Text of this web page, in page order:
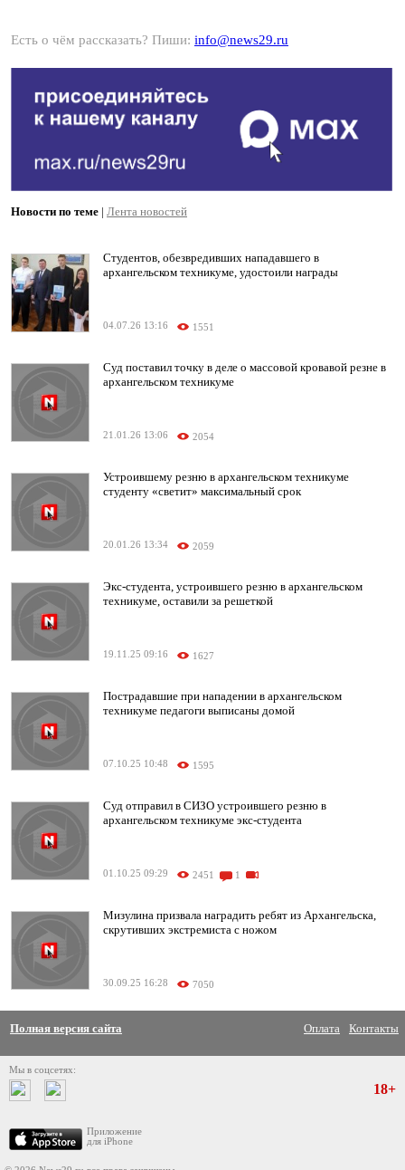
Есть о чём рассказать? Пиши: info@news29.ru
Новости по теме | Лента новостей
Студентов, обезвредивших нападавшего в
архангельском техникуме, удостоили награды
04.07.26 13:16 1551
Суд поставил точку в деле о массовой кровавой резне в
архангельском техникуме
21.01.26 13:06 2054
Устроившему резню в архангельском техникуме
студенту «светит» максимальный срок
20.01.26 13:34 2059
Экс-студента, устроившего резню в архангельском
техникуме, оставили за решеткой
19.11.25 09:16 1627
Пострадавшие при нападении в архангельском
техникуме педагоги выписаны домой
07.10.25 10:48 1595
Суд отправил в СИЗО устроившего резню в
архангельском техникуме экс-студента
01.10.25 09:29 2451 1
Мизулина призвала наградить ребят из Архангельска,
скрутивших экстремиста с ножом
30.09.25 16:28 7050
Полная версия сайта Оплата Контакты
Мы в соцсетях:
Приложение
для iPhone
18+